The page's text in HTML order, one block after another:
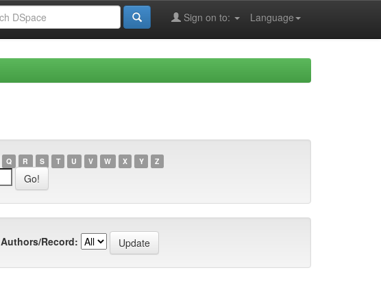
Language
Sign on to:
Q R S T U V W X Y Z
Authors/Record: